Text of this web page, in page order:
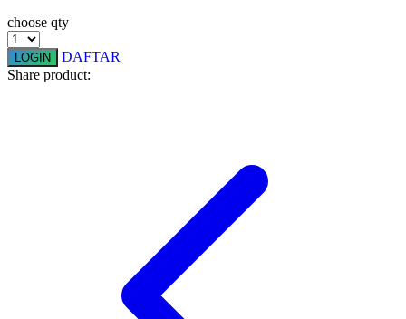
Sudocrem
Sumimo
Tommee Tippee
Trunki
Tutti Bambini
choose qty
LOGIN
DAFTAR
Share product: